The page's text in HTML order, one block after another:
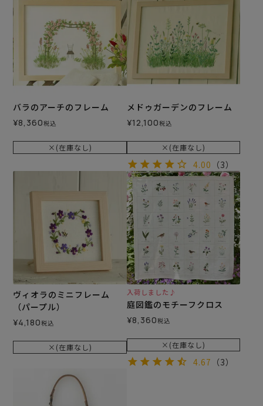
バラのアーチのフレーム
¥8,360税込
×(在庫なし)
メドゥガーデンのフレーム
¥12,100税込
×(在庫なし)
4.00 （3）
ヴィオラのミニフレーム
（パープル）
¥4,180税込
×(在庫なし)
入荷しました♪
庭図鑑のモチーフクロス
¥8,360税込
×(在庫なし)
4.67 （3）